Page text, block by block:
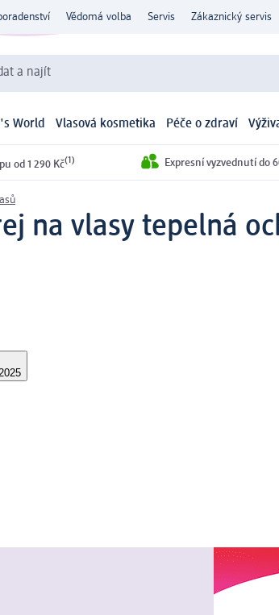
Vědomá volba Servis Zákaznický servis
a najít
World Vlasová kosmetika Péče o zdraví
od 1 290 Kč(1) Expresní vyzvednutí do
na vlasy tepelná